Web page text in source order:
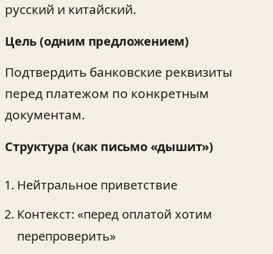
русский и китайский.
Цель (одним предложением)
Подтвердить банковские реквизиты
перед платежом по конкретным
документам.
Структура (как письмо «дышит»)
Нейтральное приветствие
Контекст: «перед оплатой хотим
перепроверить»